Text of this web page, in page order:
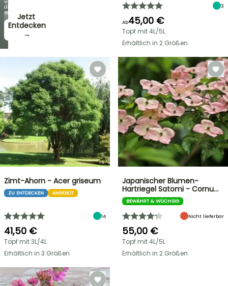
Angebote
Jetzt
zugreifen!
→
die
Blüten!
Entdecken
→
3
Ab45,00 €
Topf mit 4L/5L
Erhältlich in 2 Größen
Zimt-Ahorn - Acer griseum
ZU ENTDECKEN ANGEBOT
14
41,50 €
Topf mit 3L/4L
Erhältlich in 3 Größen
Japanischer Blumen-
Hartriegel Satomi - Cornu…
BEWÄHRT & WÜCHSIG
Nicht lieferbar
55,00 €
Topf mit 4L/5L
Erhältlich in 2 Größen